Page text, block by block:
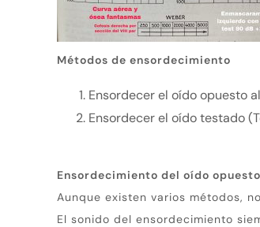
Métodos de ensordecimiento
Ensordecer el oído opuesto
Ensordecer el oído testado
Ensordecimiento del oído
Aunque existen varios métodos,
El sonido del ensordecimiento